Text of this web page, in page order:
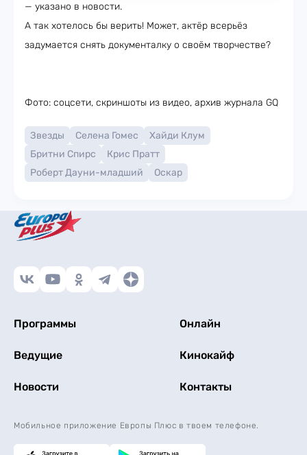
— указано в новости.
А так хотелось бы верить! Может, актёр всерьёз
задумается снять документалку о своём творчестве?
Фото: соцсети, скриншоты из видео, архив журнала GQ
Звезды Селена Гомес
Хайди Клум
Бритни Спирс
Крис Пратт
Роберт Дауни-младший
Оскар
Программы Онлайн
Ведущие Кинокайф
Новости Контакты
Мобильное приложение Европы Плюс в твоем телефоне.